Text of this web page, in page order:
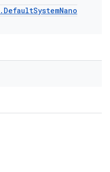
. DefaultSystemNano